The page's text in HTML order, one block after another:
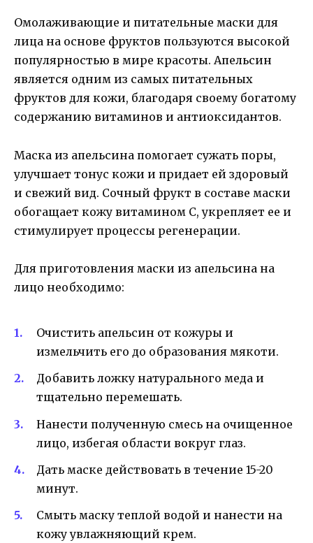
Омолаживающие и питательные маски для
лица на основе фруктов пользуются высокой
популярностью в мире красоты. Апельсин
является одним из самых питательных
фруктов для кожи, благодаря своему богатому
содержанию витаминов и антиоксидантов.
Маска из апельсина помогает сужать поры,
улучшает тонус кожи и придает ей здоровый
и свежий вид. Сочный фрукт в составе маски
обогащает кожу витамином С, укрепляет ее и
стимулирует процессы регенерации.
Для приготовления маски из апельсина на
лицо необходимо:
Очистить апельсин от кожуры и
измельчить его до образования мякоти.
Добавить ложку натурального меда и
тщательно перемешать.
Нанести полученную смесь на очищенное
лицо, избегая области вокруг глаз.
Дать маске действовать в течение 15-20
минут.
Смыть маску теплой водой и нанести на
кожу увлажняющий крем.